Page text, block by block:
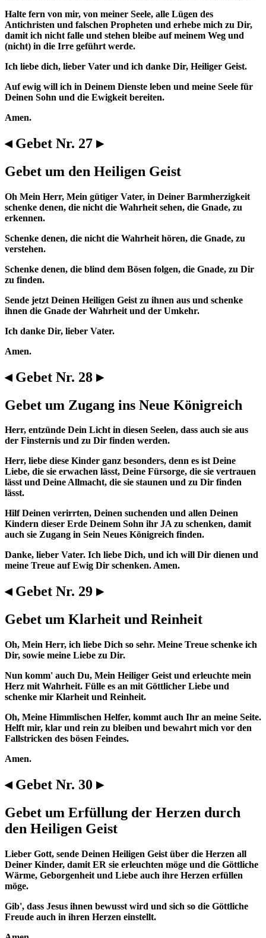
Halte fern von mir, von meiner Seele, alle Lügen des
Antichristen und falschen Propheten und erhebe mich zu Dir,
damit ich nicht falle und stehen bleibe auf meinem Weg und
(nicht) in die Irre geführt werde.
Ich liebe dich, lieber Vater und ich danke Dir, Heiliger Geist.
Auf ewig will ich in Deinem Dienste leben und meine Seele für
Deinen Sohn und die Ewigkeit bereiten.
Amen.
◂ Gebet Nr. 27 ▸
Gebet um den Heiligen Geist
Oh Mein Herr, Mein gütiger Vater, in Deiner Barmherzigkeit
schenke denen, die nicht die Wahrheit sehen, die Gnade, zu
erkennen.
Schenke denen, die nicht die Wahrheit hören, die Gnade, zu
verstehen.
Schenke denen, die blind dem Bösen folgen, die Gnade, zu Dir
zu finden.
Sende jetzt Deinen Heiligen Geist zu ihnen aus und schenke
ihnen die Gnade der Wahrheit und der Umkehr.
Ich danke Dir, lieber Vater.
Amen.
◂ Gebet Nr. 28 ▸
Gebet um Zugang ins Neue Königreich
Herr, entzünde Dein Licht in diesen Seelen, dass auch sie aus
der Finsternis und zu Dir finden werden.
Herr, liebe diese Kinder ganz besonders, denn es ist Deine
Liebe, die sie erwachen lässt, Deine Fürsorge, die sie vertrauen
lässt und Deine Allmacht, die sie staunen und zu Dir finden
lässt.
Hilf Deinen verirrten, Deinen suchenden und allen Deinen
Kindern dieser Erde Deinem Sohn ihr JA zu schenken, damit
auch sie Zugang in Sein Neues Königreich finden.
Danke, lieber Vater. Ich liebe Dich, und ich will Dir dienen und
meine Treue auf Ewig Dir schenken. Amen.
◂ Gebet Nr. 29 ▸
Gebet um Klarheit und Reinheit
Oh, Mein Herr, ich liebe Dich so sehr. Meine Treue schenke ich
Dir, sowie meine Liebe zu Dir.
Nun komm' auch Du, Mein Heiliger Geist und erleuchte mein
Herz mit Wahrheit. Fülle es an mit Göttlicher Liebe und
schenke mir Klarheit und Reinheit.
Oh, Meine Himmlischen Helfer, kommt auch Ihr an meine Seite.
Helft mir, klar und rein zu bleiben und bewahrt mich vor den
Fallstricken des bösen Feindes.
Amen.
◂ Gebet Nr. 30 ▸
Gebet um Erfüllung der Herzen durch
den Heiligen Geist
Lieber Gott, sende Deinen Heiligen Geist über die Herzen all
Deiner Kinder, damit ER sie erleuchten möge und die Göttliche
Wärme, Geborgenheit und Liebe auch ihre Herzen erfüllen
möge.
Gib', dass Jesus ihnen bewusst wird und sich so die Göttliche
Freude auch in ihren Herzen einstellt.